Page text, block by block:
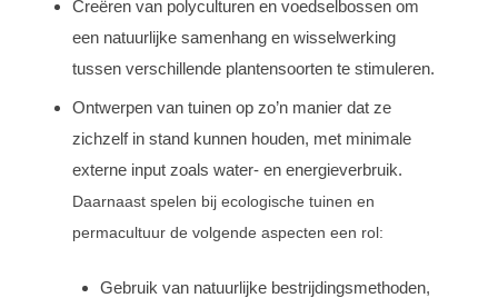
Creëren van polyculturen en voedselbossen om
een natuurlijke samenhang en wisselwerking
tussen verschillende plantensoorten te stimuleren.
Ontwerpen van tuinen op zo’n manier dat ze
zichzelf in stand kunnen houden, met minimale
externe input zoals water- en energieverbruik.
Daarnaast spelen bij ecologische tuinen en
permacultuur de volgende aspecten een rol:
Gebruik van natuurlijke bestrijdingsmethoden,